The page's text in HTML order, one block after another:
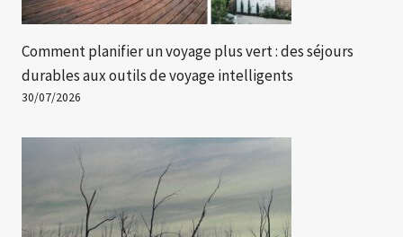
Comment planifier un voyage plus vert : des séjours
durables aux outils de voyage intelligents
30/07/2026